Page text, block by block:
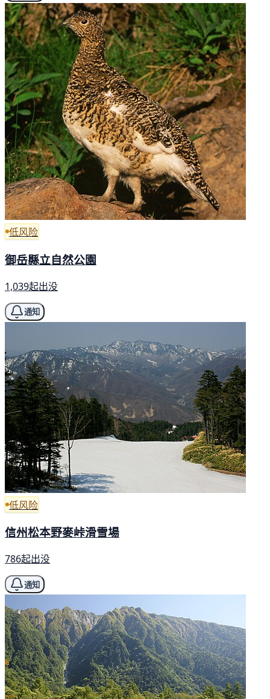
低风险
御岳縣立自然公園
1,039起出没
通知
低风险
信州松本野麥峠滑雪場
786起出没
通知